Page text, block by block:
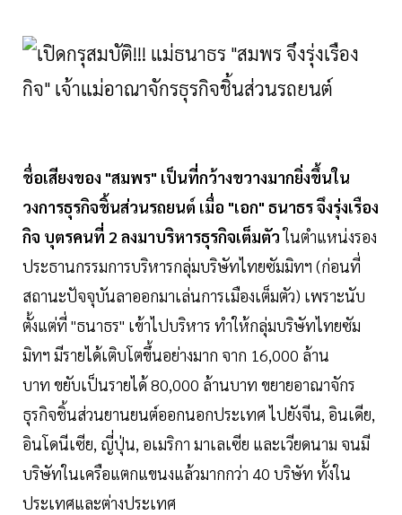
ชื่อเสียงของ "สมพร" เป็นที่กว้างขวางมากยิ่งขึ้นใน
วงการธุรกิจชิ้นส่วนรถยนต์ เมื่อ "เอก" ธนาธร จึงรุ่งเรือง
กิจ บุตรคนที่ 2 ลงมาบริหารธุรกิจเต็มตัวในตำแหน่งรอง
ประธานกรรมการบริหารกลุ่มบริษัทไทยซัมมิทฯ (ก่อนที่
สถานะปัจจุบันลาออกมาเล่นการเมืองเต็มตัว) เพราะนับ
ตั้งแต่ที่ "ธนาธร" เข้าไปบริหาร ทำให้กลุ่มบริษัทไทยซัม
มิทฯ มีรายได้เติบโตขึ้นอย่างมาก จาก 16,000 ล้าน
บาท ขยับเป็นรายได้ 80,000 ล้านบาท ขยายอาณาจักร
ธุรกิจชิ้นส่วนยานยนต์ออกนอกประเทศ ไปยังจีน, อินเดีย,
อินโดนีเซีย, ญี่ปุ่น, อเมริกา มาเลเซีย และเวียดนาม จนมี
บริษัทในเครือแตกแขนงแล้วมากกว่า 40 บริษัท ทั้งใน
ประเทศและต่างประเทศ